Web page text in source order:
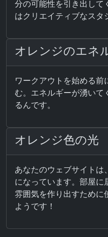
分の可能性を引き出して
はクリエイティブなスタ
オレンジのエネ
ワークアウトを始める
む。エネルギーが湧いて
るんです。
オレンジ色の光
あなたのウェブサイト
になっています。部屋に
雰囲気を作り出すために
ようです！